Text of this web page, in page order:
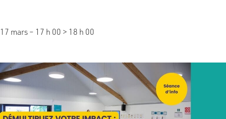
17 mars – 17 h 00 > 18 h 00